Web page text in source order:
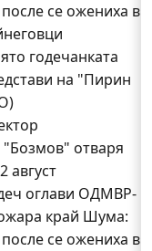
се ожениха в
годечанката
на "Пирин
отваря
август
оглави ОДМВР-
край Шума:
се ожениха в